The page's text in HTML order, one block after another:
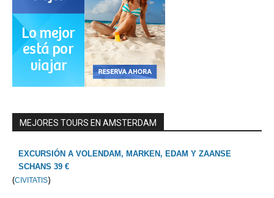
MEJORES TOURS EN AMSTERDAM
EXCURSIÓN A VOLENDAM, MARKEN, EDAM Y ZAANSE
SCHANS 39 €
(CIVITATIS)